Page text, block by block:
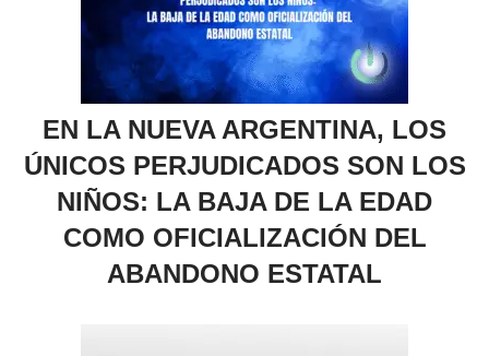
EN LA NUEVA ARGENTINA, LOS
ÚNICOS PERJUDICADOS SON LOS
NIÑOS: LA BAJA DE LA EDAD
COMO OFICIALIZACIÓN DEL
ABANDONO ESTATAL